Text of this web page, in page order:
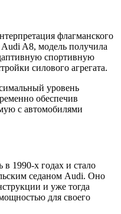
флагманского
A8, модель получила
спортивную
силового агрегата.
уровень
обеспечив
с автомобилями
в 1990-х годах и стало
седаном Audi. Оно
и уже тогда
для своего